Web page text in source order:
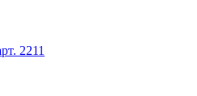
2211